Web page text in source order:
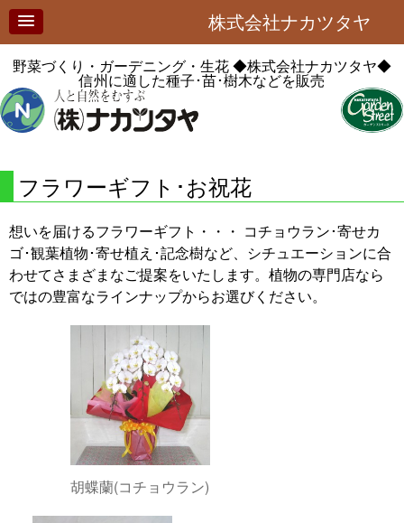
株式会社ナカツタヤ
野菜づくり・ガーデニング・生花◆株式会社ナカツタヤ◆
信州に適した種子･苗･樹木などを販売
フラワーギフト･お祝花
想いを届けるフラワーギフト・・・ コチョウラン･寄せカ
ゴ･観葉植物･寄せ植え･記念樹など、シチュエーションに合
わせてさまざまなご提案をいたします。植物の専門店なら
ではの豊富なラインナップからお選びください。
胡蝶蘭(コチョウラン)